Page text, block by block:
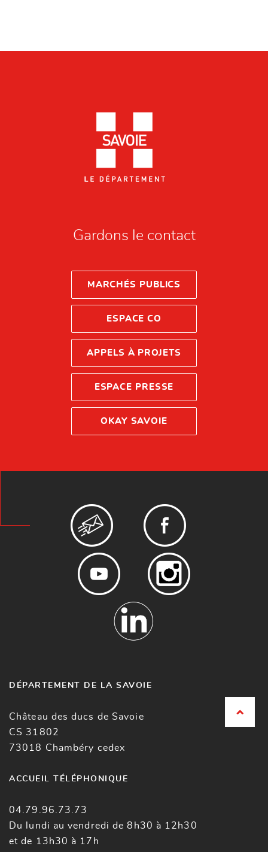
Gardons le contact
MARCHÉS PUBLICS
ESPACE CO
APPELS À PROJETS
ESPACE PRESSE
OKAY SAVOIE
DÉPARTEMENT DE LA SAVOIE
Château des ducs de Savoie
CS 31802
73018 Chambéry cedex
ACCUEIL TÉLÉPHONIQUE
04.79.96.73.73
Du lundi au vendredi de 8h30 à 12h30
et de 13h30 à 17h